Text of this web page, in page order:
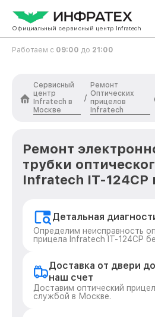
Официальный сервисный центр Infratech
Работаем с 09:00 до 21:00
Сервисный
центр
Infratech в
Москве
/
Ремонт
Оптических
прицелов
Infratech
Ремонт
трубки
Infratech IT-124CP
Детальная
Определим неисправность
прицела Infratech IT-124CP
Доставка от двери
наш счет
Доставим оптический
службой в Москве.